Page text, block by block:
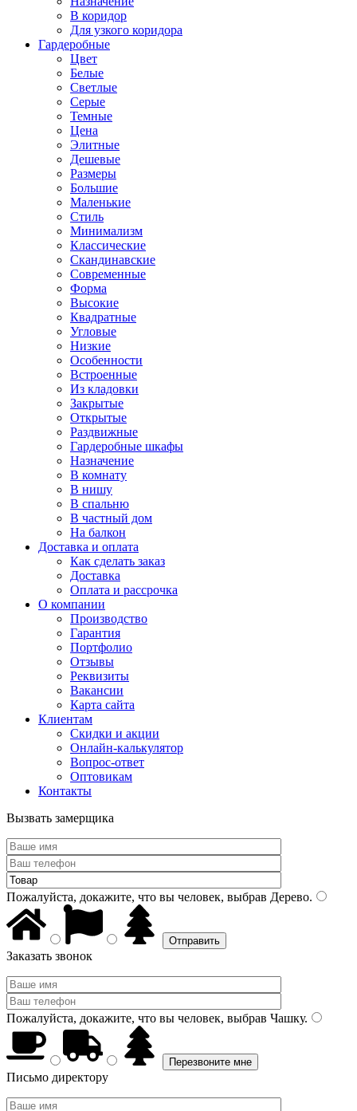
В коридор
Для узкого коридора
Гардеробные
Цвет
Белые
Светлые
Серые
Темные
Цена
Элитные
Дешевые
Размеры
Большие
Маленькие
Стиль
Минимализм
Классические
Скандинавские
Современные
Форма
Высокие
Квадратные
Угловые
Низкие
Особенности
Встроенные
Из кладовки
Закрытые
Открытые
Раздвижные
Гардеробные шкафы
Назначение
В комнату
В нишу
В спальню
В частный дом
На балкон
Доставка и оплата
Как сделать заказ
Доставка
Оплата и рассрочка
О компании
Производство
Гарантия
Портфолио
Отзывы
Реквизиты
Вакансии
Карта сайта
Клиентам
Скидки и акции
Онлайн-калькулятор
Вопрос-ответ
Оптовикам
Контакты
Вызвать замерщика
Пожалуйста, докажите, что вы человек, выбрав Дерево.
Заказать звонок
Пожалуйста, докажите, что вы человек, выбрав Чашку.
Письмо директору